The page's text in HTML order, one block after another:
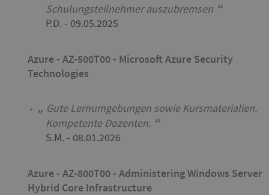
Schulungsteilnehmer auszubremsen
P.D. - 09.05.2025
Azure - AZ-500T00 - Microsoft Azure Security
Technologies
Gute Lernumgebungen sowie Kursmaterialien.
Kompetente Dozenten.
S.M. - 08.01.2026
Azure - AZ-800T00 - Administering Windows Server
Hybrid Core Infrastructure